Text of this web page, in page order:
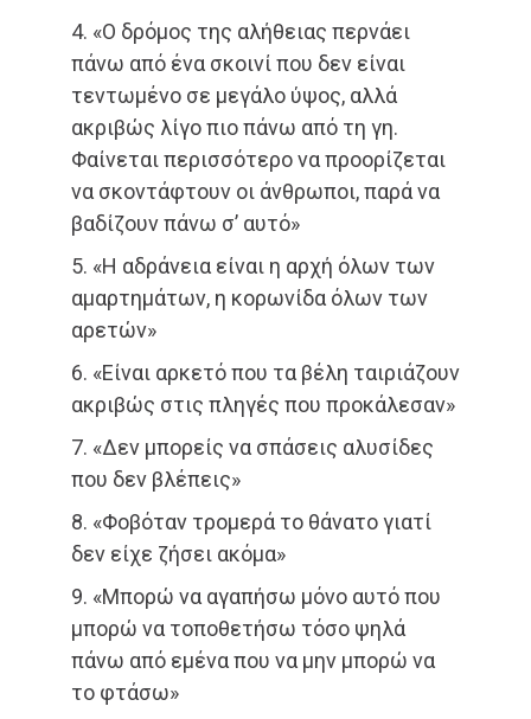
4. «Ο δρόμος της αλήθειας περνάει
πάνω από ένα σκοινί που δεν είναι
τεντωμένο σε μεγάλο ύψος, αλλά
ακριβώς λίγο πιο πάνω από τη γη.
Φαίνεται περισσότερο να προορίζεται
να σκοντάφτουν οι άνθρωποι, παρά να
βαδίζουν πάνω σ’ αυτό»
5. «Η αδράνεια είναι η αρχή όλων των
αμαρτημάτων, η κορωνίδα όλων των
αρετών»
6. «Είναι αρκετό που τα βέλη ταιριάζουν
ακριβώς στις πληγές που προκάλεσαν»
7. «Δεν μπορείς να σπάσεις αλυσίδες
που δεν βλέπεις»
8. «Φοβόταν τρομερά το θάνατο γιατί
δεν είχε ζήσει ακόμα»
9. «Μπορώ να αγαπήσω μόνο αυτό που
μπορώ να τοποθετήσω τόσο ψηλά
πάνω από εμένα που να μην μπορώ να
το φτάσω»